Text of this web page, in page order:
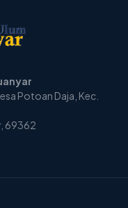
Potoan Daja, Kec.
69362